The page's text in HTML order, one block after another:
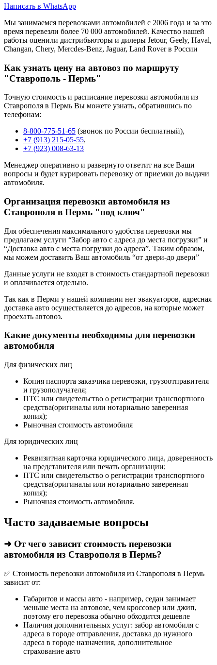
Написать в WhatsApp
Мы занимаемся перевозками автомобилей с 2006 года и за это
время перевезли более 70 000 автомобилей. Качество нашей
работы оценили дистрибьюторы и дилеры Jetour, Geely, Haval,
Changan, Chery, Mercdes-Benz, Jaguar, Land Rover в России
Как узнать цену на автовоз по маршруту
"Ставрополь - Пермь"
Точную стоимость и расписание перевозки автомобиля из
Ставрополя в Пермь Вы можете узнать, обратившись по
телефонам:
8-800-775-51-65 (звонок по России бесплатный),
+7 (913) 215-05-55,
+7 (923) 008-63-13
Менеджер оперативно и развернуто ответит на все Ваши
вопросы и будет курировать перевозку от приемки до выдачи
автомобиля.
Организация перевозки автомобиля из
Ставрополя в Пермь "под ключ"
Для обеспечения максимального удобства перевозки мы
предлагаем услуги “Забор авто с адреса до места погрузки” и
“Доставка авто с места погрузки до адреса”. Таким образом,
мы можем доставить Ваш автомобиль “от двери-до двери”
Данные услуги не входят в стоимость стандартной перевозки
и оплачивается отдельно.
Так как в Перми у нашей компании нет эвакуаторов, адресная
доставка авто осуществляется до адресов, на которые может
проехать автовоз.
Какие документы необходимы для перевозки
автомобиля
Для физических лиц
Копия паспорта заказчика перевозки, грузоотправителя
и грузополучателя;
ПТС или свидетельство о регистрации транспортного
средства(оригиналы или нотариально заверенная
копия);
Рыночная стоимость автомобиля
Для юридических лиц
Реквизитная карточка юридического лица, доверенность
на представителя или печать организации;
ПТС или свидетельство о регистрации транспортного
средства(оригиналы или нотариально заверенная
копия);
Рыночная стоимость автомобиля.
Часто задаваемые вопросы
➜ От чего зависит стоимость перевозки
автомобиля из Ставрополя в Пермь?
✅ Стоимость перевозки автомобиля из Ставрополя в Пермь
зависит от:
Габаритов и массы авто - например, седан занимает
меньше места на автовозе, чем кроссовер или джип,
поэтому его перевозка обычно обходится дешевле
Наличия дополнительных услуг: забор автомобиля с
адреса в городе отправления, доставка до нужного
адреса в городе назначения, дополнительное
страхование авто